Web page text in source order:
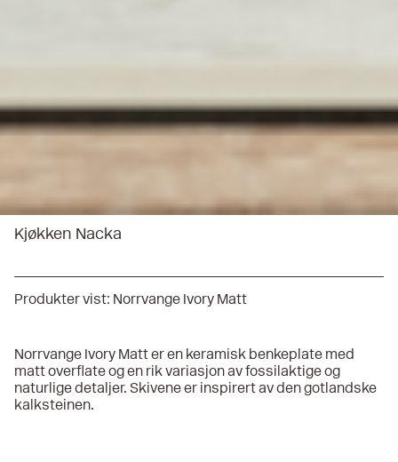
Kjøkken Nacka
Produkter vist: Norrvange Ivory Matt
Norrvange Ivory Matt er en keramisk benkeplate med
matt overflate og en rik variasjon av fossilaktige og
naturlige detaljer. Skivene er inspirert av den gotlandske
kalksteinen.